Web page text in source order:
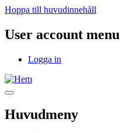
Hoppa till huvudinnehåll
User account menu
Logga in
Huvudmeny